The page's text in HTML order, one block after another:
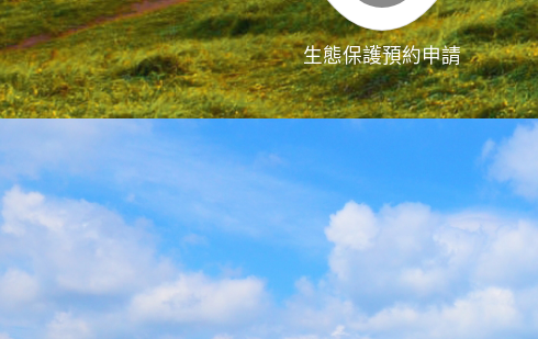
生態保護預約申請